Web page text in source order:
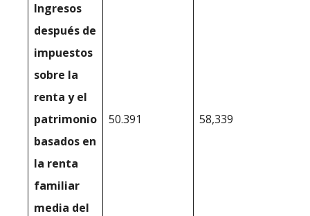
Ingresos
después de
impuestos
sobre la
renta y el
patrimonio
basados en
la renta
familiar
media del
50.391 58,339